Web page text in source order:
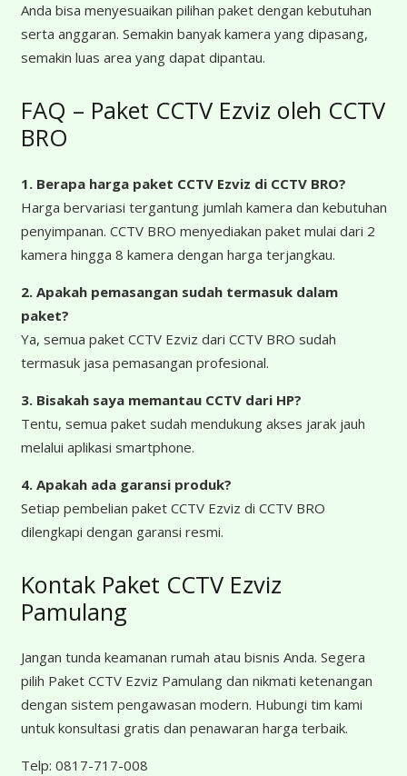
Anda bisa menyesuaikan pilihan paket dengan kebutuhan
serta anggaran. Semakin banyak kamera yang dipasang,
semakin luas area yang dapat dipantau.
FAQ – Paket CCTV Ezviz oleh CCTV
BRO
1. Berapa harga paket CCTV Ezviz di CCTV BRO?
Harga bervariasi tergantung jumlah kamera dan kebutuhan
penyimpanan. CCTV BRO menyediakan paket mulai dari 2
kamera hingga 8 kamera dengan harga terjangkau.
2. Apakah pemasangan sudah termasuk dalam
paket?
Ya, semua paket CCTV Ezviz dari CCTV BRO sudah
termasuk jasa pemasangan profesional.
3. Bisakah saya memantau CCTV dari HP?
Tentu, semua paket sudah mendukung akses jarak jauh
melalui aplikasi smartphone.
4. Apakah ada garansi produk?
Setiap pembelian paket CCTV Ezviz di CCTV BRO
dilengkapi dengan garansi resmi.
Kontak Paket CCTV Ezviz
Pamulang
Jangan tunda keamanan rumah atau bisnis Anda. Segera
pilih Paket CCTV Ezviz Pamulang dan nikmati ketenangan
dengan sistem pengawasan modern. Hubungi tim kami
untuk konsultasi gratis dan penawaran harga terbaik.
Telp: 0817-717-008